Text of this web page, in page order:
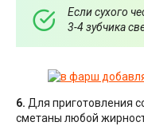
Если сухого
3-4 зубчика
6. Для приготовления
сметаны любой